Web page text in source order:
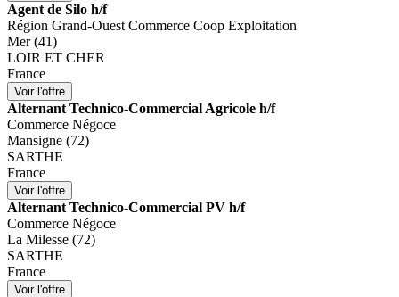
Agent de Silo h/f
Région Grand-Ouest Commerce Coop Exploitation
Mer (41)
LOIR ET CHER
France
Alternant Technico-Commercial Agricole h/f
Commerce Négoce
Mansigne (72)
SARTHE
France
Alternant Technico-Commercial PV h/f
Commerce Négoce
La Milesse (72)
SARTHE
France